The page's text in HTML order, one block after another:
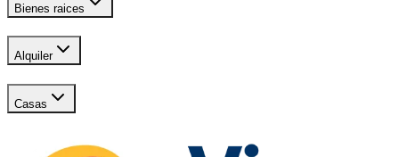
Bienes raices
Alquiler
Casas